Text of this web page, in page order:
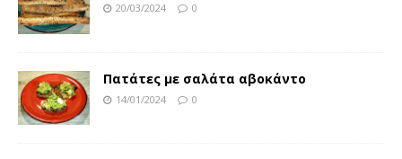
20/03/2024 0
Πατάτες με σαλάτα αβοκάντο
14/01/2024 0